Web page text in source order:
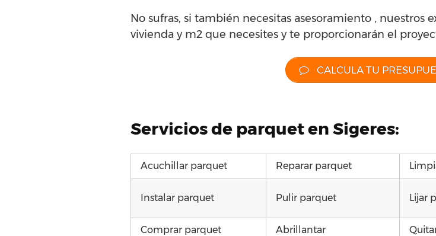
No sufras, si también necesitas asesoramiento , nuestros
vivienda y m2 que necesites y te proporcionarán el
CALCULA TU
Servicios de parquet en Sigeres:
Acuchillar parquet Reparar parquet
Instalar parquet Pulir parquet Lijar
Comprar parquet Abrillantar